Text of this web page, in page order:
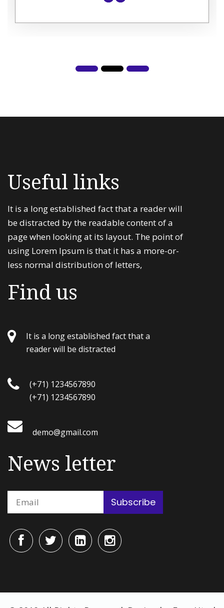
Useful links
It is a long established fact that a reader will
be distracted by the readable content of a
page when looking at its layout. The point of
using Lorem Ipsum is that it has a more-or-
less normal distribution of letters,
Find us
It is a long established fact that a
reader will be distracted
(+71) 1234567890
(+71) 1234567890
demo@gmail.com
News letter
Subscribe